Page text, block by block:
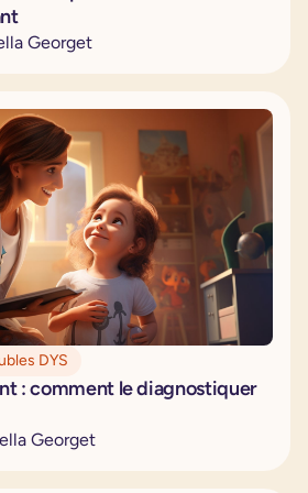
Georget
DYS
: comment le diagnostiquer
Georget